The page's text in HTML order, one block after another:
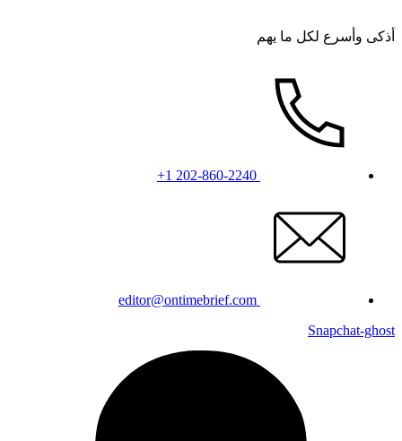
أذكى وأسرع لكل ما يهم
+1 202-860-2240
editor@ontimebrief.com
Snapchat-ghost